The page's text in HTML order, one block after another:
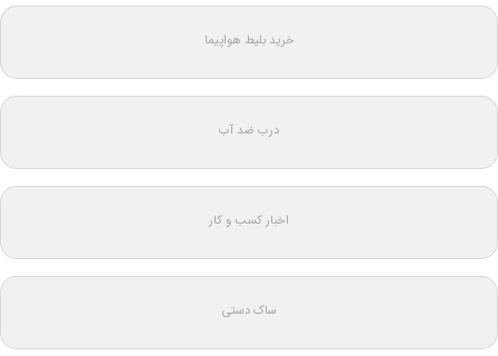
خرید بلیط هواپیما
درب ضد آب
اخبار کسب و کار
ساک دستی